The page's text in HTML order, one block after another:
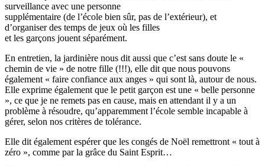
surveillance avec une personne
supplémentaire (de l’école bien sûr, pas de l’extérieur), et
d’organiser des temps de jeux où les filles
et les garçons jouent séparément.
En entretien, la jardinière nous dit aussi que c’est sans doute le «
chemin de vie » de notre fille (!!!), elle dit que nous pouvons
également « faire confiance aux anges » qui sont là, autour de nous.
Elle exprime également que le petit garçon est une « belle personne
», ce que je ne remets pas en cause, mais en attendant il y a un
problème à résoudre, qu’apparemment l’école semble incapable à
gérer, selon nos critères de tolérance.
Elle dit également espérer que les congés de Noël remettront « tout à
zéro », comme par la grâce du Saint Esprit…